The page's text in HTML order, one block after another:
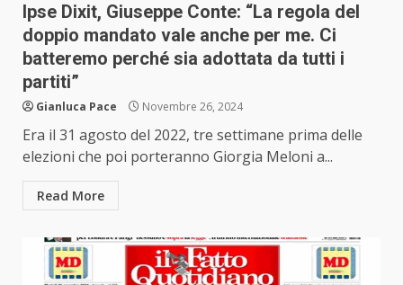
Ipse Dixit, Giuseppe Conte: “La regola del
doppio mandato vale anche per me. Ci
batteremo perché sia adottata da tutti i
partiti”
Gianluca Pace Novembre 26, 2024
Era il 31 agosto del 2022, tre settimane prima delle
elezioni che poi porteranno Giorgia Meloni a...
Read More